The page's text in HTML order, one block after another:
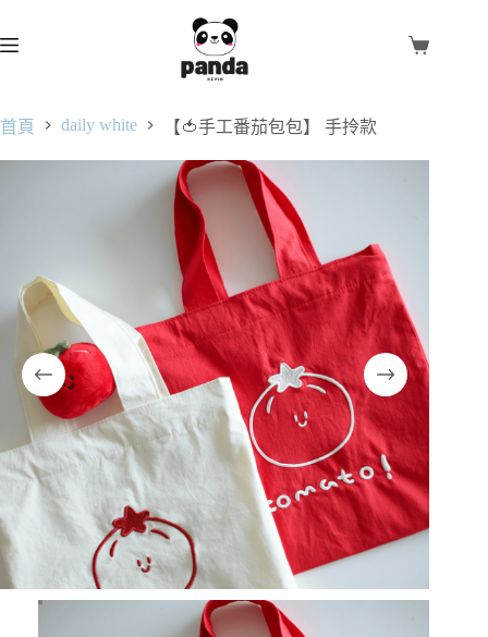
首頁 daily white 【🍅手工番茄包包】 手拎款